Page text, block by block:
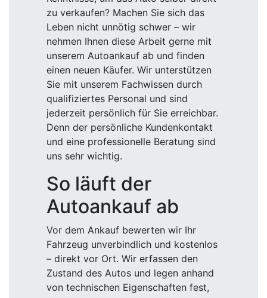
zu verkaufen? Machen Sie sich das
Leben nicht unnötig schwer – wir
nehmen Ihnen diese Arbeit gerne mit
unserem Autoankauf ab und finden
einen neuen Käufer. Wir unterstützen
Sie mit unserem Fachwissen durch
qualifiziertes Personal und sind
jederzeit persönlich für Sie erreichbar.
Denn der persönliche Kundenkontakt
und eine professionelle Beratung sind
uns sehr wichtig.
So läuft der
Autoankauf ab
Vor dem Ankauf bewerten wir Ihr
Fahrzeug unverbindlich und kostenlos
– direkt vor Ort. Wir erfassen den
Zustand des Autos und legen anhand
von technischen Eigenschaften fest,